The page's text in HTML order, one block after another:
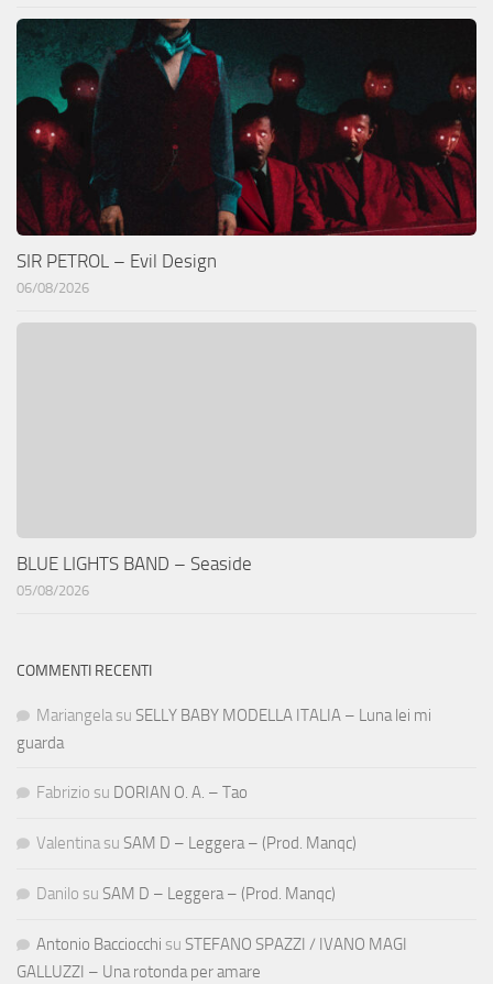
SIR PETROL – Evil Design
06/08/2026
BLUE LIGHTS BAND – Seaside
05/08/2026
COMMENTI RECENTI
Mariangela su SELLY BABY MODELLA ITALIA – Luna lei mi
guarda
Fabrizio su DORIAN O. A. – Tao
Valentina su SAM D – Leggera – (Prod. Manqc)
Danilo su SAM D – Leggera – (Prod. Manqc)
Antonio Bacciocchi su STEFANO SPAZZI / IVANO MAGI
GALLUZZI – Una rotonda per amare